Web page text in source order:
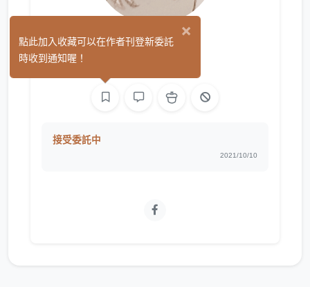
白柳 (0)
接受委託中
2021/10/10
×
點此加入收藏可以在作者刊登新委託
時收到通知喔！